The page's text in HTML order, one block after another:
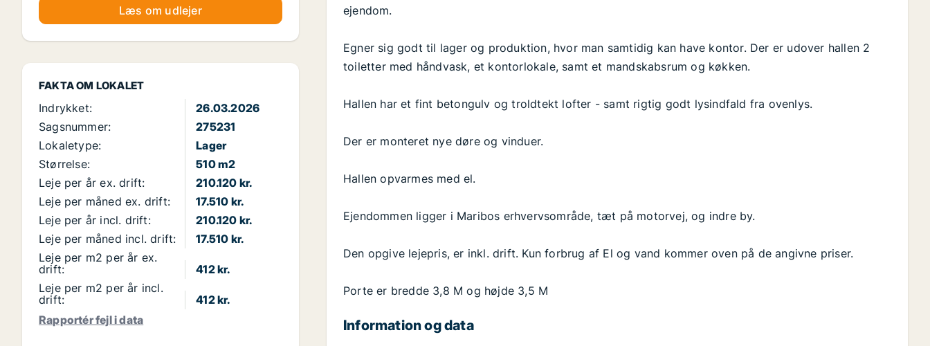
Læs om udlejer
FAKTA OM LOKALET
Indrykket:
26.03.2026
Sagsnummer:
275231
Lokaletype:
Lager
Størrelse:
510 m2
Leje per år ex. drift:
210.120 kr.
Leje per måned ex. drift:
17.510 kr.
Leje per år incl. drift:
210.120 kr.
Leje per måned incl. drift:
17.510 kr.
Leje per m2 per år ex.
drift:
412 kr.
Leje per m2 per år incl.
drift:
412 kr.
Rapportér fejl i data
ejendom.
Egner sig godt til lager og produktion, hvor man samtidig kan have kontor. Der er udover hallen 2
toiletter med håndvask, et kontorlokale, samt et mandskabsrum og køkken.
Hallen har et fint betongulv og troldtekt lofter - samt rigtig godt lysindfald fra ovenlys.
Der er monteret nye døre og vinduer.
Hallen opvarmes med el.
Ejendommen ligger i Maribos erhvervsområde, tæt på motorvej, og indre by.
Den opgive lejepris, er inkl. drift. Kun forbrug af El og vand kommer oven på de angivne priser.
Porte er bredde 3,8 M og højde 3,5 M
Information og data